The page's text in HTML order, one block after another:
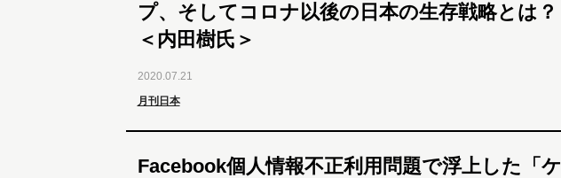
プ、そしてコロナ以後の日本の生存戦略とは？
＜内田樹氏＞
2020.07.21
月刊日本
Facebook個人情報不正利用問題で浮上した「ケ